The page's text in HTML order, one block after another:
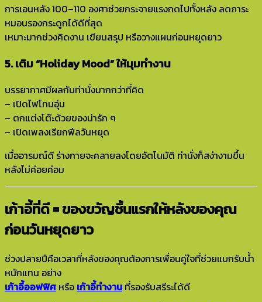
การเอนหลัง 100–110 องศาช่วยกระจายแรงกดไปทั้งหลัง ลดภาระ
หมอนรองกระดูกได้ดีที่สุด
เหมาะมากช่วงคิดงาน เขียนสรุป หรือวางแผนก่อนหยุดยาว
5. เติม “Holiday Mood” ให้มุมทำงาน
บรรยากาศมีผลกับท่านั่งมากกว่าที่คิด
– เปิดไฟโทนอุ่น
– ตกแต่งโต๊ะด้วยของน่ารัก ๆ
– เปิดเพลงเรียกฟีลวันหยุด
เมื่ออารมณ์ดี ร่างกายจะคลายลงโดยอัตโนมัติ ท่านั่งก็สง่างามขึ้น
หลังไม่ค่อยค่อม
เก้าอี้ที่ดี = ของขวัญชิ้นแรกให้หลังของคุณ
ก่อนวันหยุดยาว
ช่วงปลายปีคือเวลาที่หลังของคุณต้องการเพื่อนคู่ใจที่ช่วยแบกรับน้ำ
หนักแทน อย่าง
เก้าอี้ออฟฟิศ หรือ เก้าอี้ทำงาน ที่รองรับสรีระได้ดี